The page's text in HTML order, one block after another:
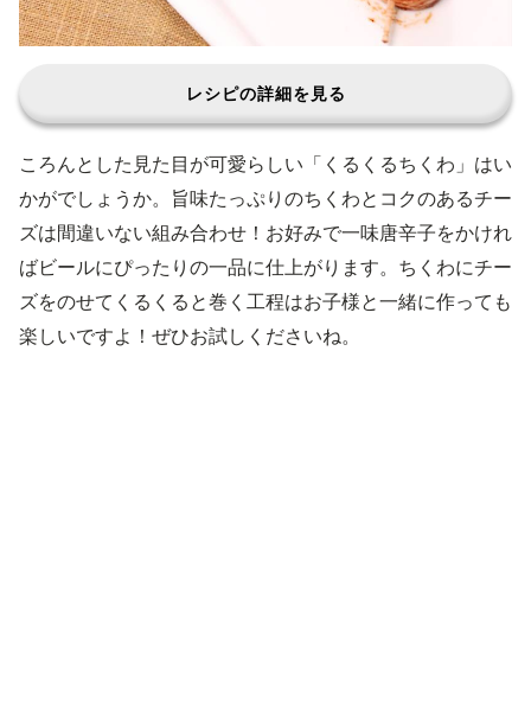
レシピの詳細を見る
ころんとした見た目が可愛らしい「くるくるちくわ」はい
かがでしょうか。旨味たっぷりのちくわとコクのあるチー
ズは間違いない組み合わせ！お好みで一味唐辛子をかけれ
ばビールにぴったりの一品に仕上がります。ちくわにチー
ズをのせてくるくると巻く工程はお子様と一緒に作っても
楽しいですよ！ぜひお試しくださいね。